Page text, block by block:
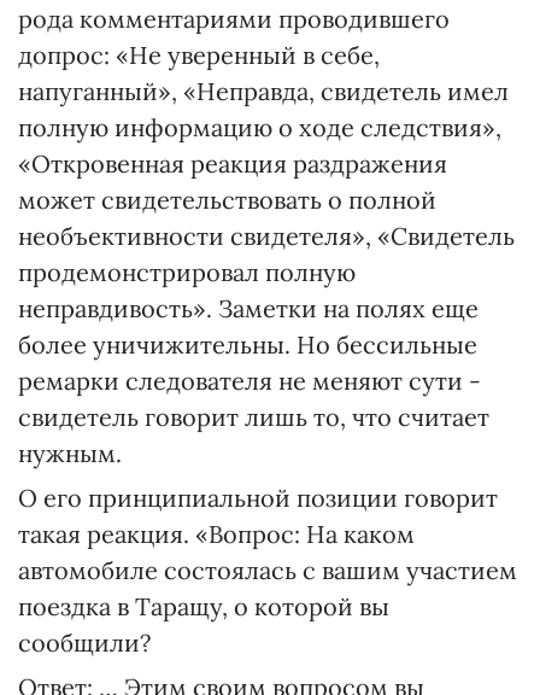
рода комментариями проводившего
допрос: «Не уверенный в себе,
напуганный», «Неправда, свидетель имел
полную информацию о ходе следствия»,
«Откровенная реакция раздражения
может свидетельствовать о полной
необъективности свидетеля», «Свидетель
продемонстрировал полную
неправдивость». Заметки на полях еще
более уничижительны. Но бессильные
ремарки следователя не меняют сути -
свидетель говорит лишь то, что считает
нужным.
О его принципиальной позиции говорит
такая реакция. «Вопрос: На каком
автомобиле состоялась с вашим участием
поездка в Таращу, о которой вы
сообщили?
Ответ: … Этим своим вопросом вы